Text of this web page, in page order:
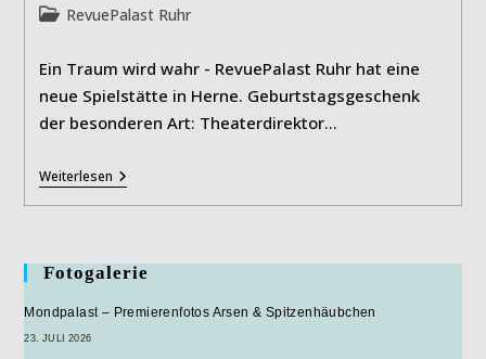
Beitrags-
RevuePalast Ruhr
Ein Traum wird wahr - RevuePalast Ruhr hat eine
neue Spielstätte in Herne. Geburtstagsgeschenk
der besonderen Art: Theaterdirektor…
WeiterlesenRevuePalast
Ruhr
Startet
In
Herne
Fotogalerie
Mondpalast – Premierenfotos Arsen & Spitzenhäubchen
23. JULI 2026